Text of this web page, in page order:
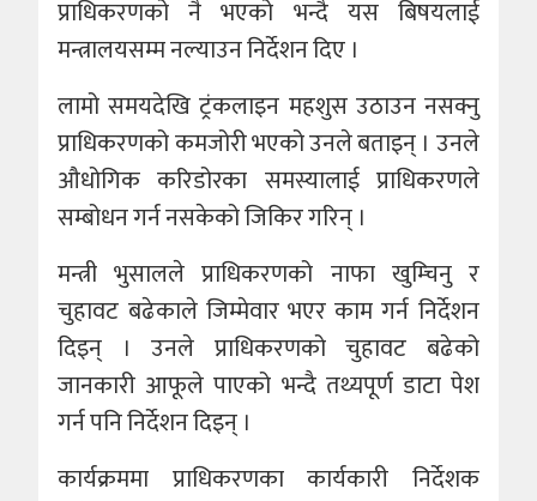
प्राधिकरणको नै भएको भन्दै यस बिषयलाई
मन्त्रालयसम्म नल्याउन निर्देशन दिए ।
लामो समयदेखि ट्रंकलाइन महशुस उठाउन नसक्नु
प्राधिकरणको कमजोरी भएको उनले बताइन् । उनले
औधोगिक करिडोरका समस्यालाई प्राधिकरणले
सम्बोधन गर्न नसकेको जिकिर गरिन् ।
मन्त्री भुसालले प्राधिकरणको नाफा खुम्चिनु र
चुहावट बढेकाले जिम्मेवार भएर काम गर्न निर्देशन
दिइन् । उनले प्राधिकरणको चुहावट बढेको
जानकारी आफूले पाएको भन्दै तथ्यपूर्ण डाटा पेश
गर्न पनि निर्देशन दिइन् ।
कार्यक्रममा प्राधिकरणका कार्यकारी निर्देशक